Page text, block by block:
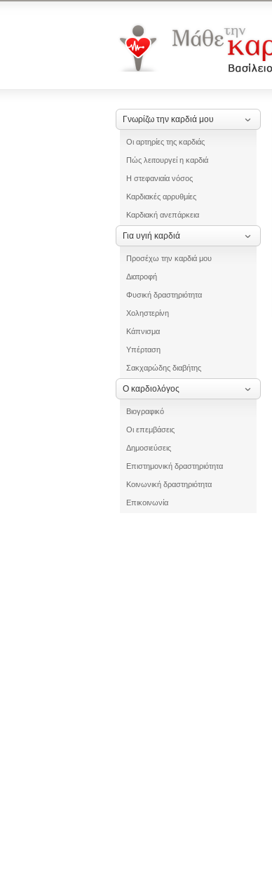
Γνωρίζω την καρδιά μου
Οι αρτηρίες της καρδιάς
Πώς λειτουργεί η καρδιά
Η στεφανιαία νόσος
Καρδιακές αρρυθμίες
Καρδιακή ανεπάρκεια
Για υγιή καρδιά
Προσέχω την καρδιά μου
Διατροφή
Φυσική δραστηριότητα
Χοληστερίνη
Κάπνισμα
Υπέρταση
Σακχαρώδης διαβήτης
Ο καρδιολόγος
Βιογραφικό
Οι επεμβάσεις
Δημοσιεύσεις
Επιστημονική δραστηριότητα
Κοινωνική δραστηριότητα
Επικοινωνία